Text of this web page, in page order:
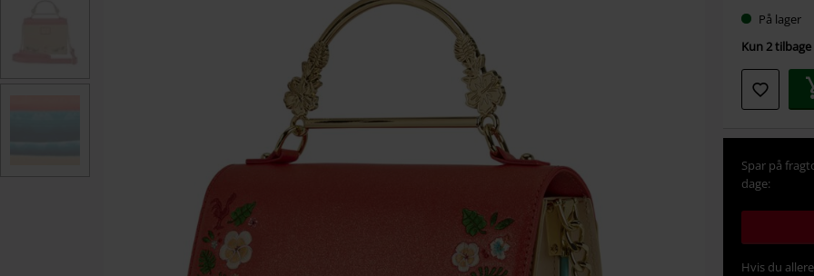
Vælg
dinPå lager
Kun 2
Spar på
dage:
Hvis du